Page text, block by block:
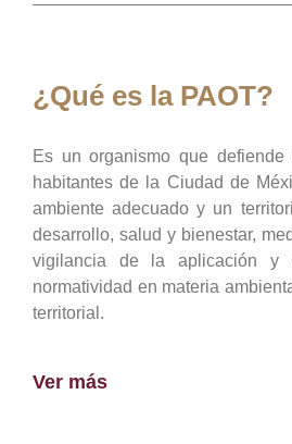
¿Qué es la PAOT?
Es un organismo que
habitantes de la Ciudad de
ambiente adecuado y un
desarrollo, salud y bienestar,
vigilancia de la aplicación y
normatividad en materia
territorial.
Ver más